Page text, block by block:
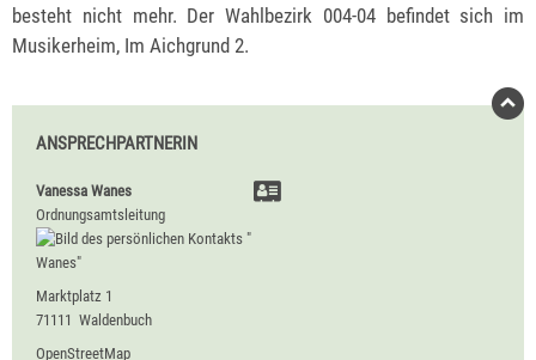
besteht nicht mehr. Der Wahlbezirk 004-04 befindet sich im
Musikerheim, Im Aichgrund 2.
ANSPRECHPARTNERIN
Vanessa Wanes
Ordnungsamtsleitung
Marktplatz 1
71111 Waldenbuch
OpenStreetMap